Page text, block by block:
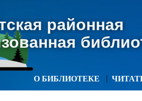
районная
О БИБЛИОТЕКЕ